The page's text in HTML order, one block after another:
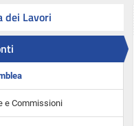
dei Lavori
e Commissioni